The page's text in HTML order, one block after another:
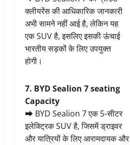
क्लीयरेंस की आधिकारिक जानकारी
अभी सामने नहीं आई है, लेकिन यह
एक SUV है, इसलिए इसकी ऊंचाई
भारतीय सड़कों के लिए उपयुक्त
होगी।
7. BYD Sealion 7 seating
Capacity
➡ BYD Sealion 7 एक 5-सीटर
इलेक्ट्रिक SUV है, जिसमें ड्राइवर
और यात्रियों के लिए आरामदायक और